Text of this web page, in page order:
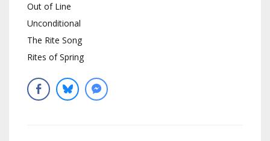
Out of Line
Unconditional
The Rite Song
Rites of Spring